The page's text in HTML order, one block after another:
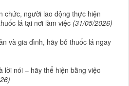
chức, người lao động thực hiện
lá tại nơi làm việc (31/05/2026)
và gia đình, hãy bỏ thuốc lá ngay
lời nói – hãy thể hiện bằng việc